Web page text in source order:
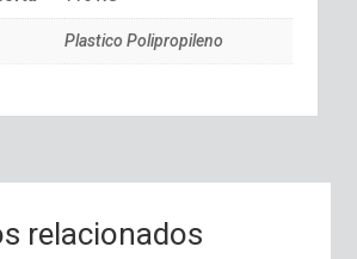
Plastico Polipropileno
relacionados